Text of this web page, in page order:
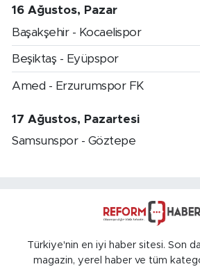
16 Ağustos, Pazar
Başakşehir - Kocaelispor
Beşiktaş - Eyüpspor
Amed - Erzurumspor FK
17 Ağustos, Pazartesi
Samsunspor - Göztepe
Türkiye'nin en iyi haber sitesi. Son
magazin, yerel haber ve tüm